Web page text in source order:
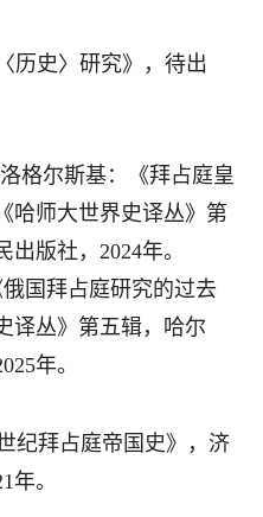
历史〉研究》，待出
格尔斯基：《拜占庭皇
哈师大世界史译丛》第
出版社，2024年。
国拜占庭研究的过去
译丛》第五辑，哈尔
年。
纪拜占庭帝国史》，济
年。